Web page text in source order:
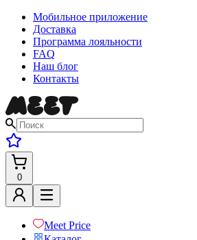
Мобильное приложение
Доставка
Программа лояльности
FAQ
Наш блог
Контакты
0
Meet Price